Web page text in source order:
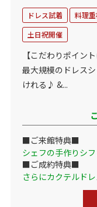
ドレス試着 料理重
土日祝開催
【こだわりポイン
最大規模のドレス
けれる♪ &...
■ご来館特典■
シェフの手作りシ
■ご成約特典■
さらにカクテルド